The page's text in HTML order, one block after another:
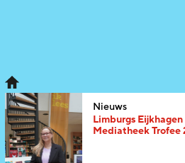
Nieuws
Limburgs
Mediatheek Trofee